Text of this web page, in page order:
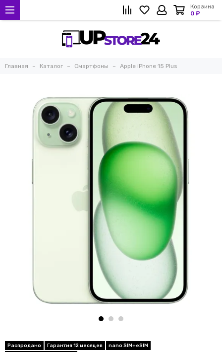
Корзина
0 ₽
Главная Каталог Смартфоны Apple iPhone 15 Plus
Распродано Гарантия 12 месяцев
nano SIM+eSIM